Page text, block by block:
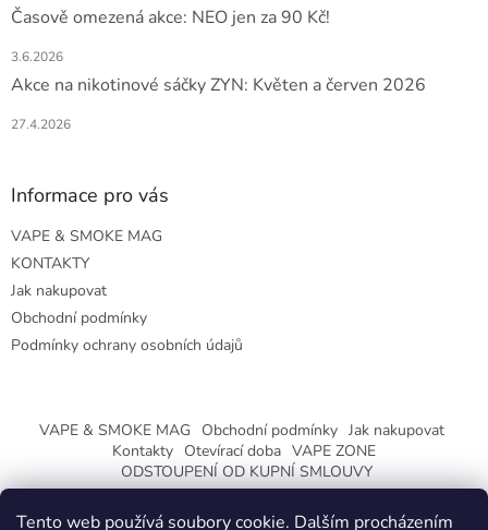
Tento web používá soubory cookie. Dalším procházením
Časově omezená akce: NEO jen za 90 Kč!
3.6.2026
Akce na nikotinové sáčky ZYN: Květen a červen 2026
27.4.2026
Informace pro vás
VAPE & SMOKE MAG
KONTAKTY
Jak nakupovat
Obchodní podmínky
Podmínky ochrany osobních údajů
VAPE & SMOKE MAG Obchodní podmínky Jak nakupovat
Kontakty Otevírací doba VAPE ZONE
ODSTOUPENÍ OD KUPNÍ SMLOUVY